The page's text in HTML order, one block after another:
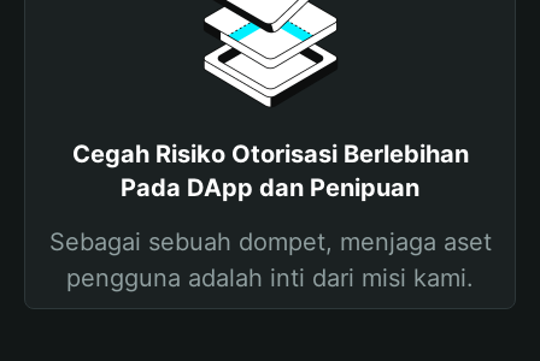
Cegah Risiko Otorisasi Berlebihan
Pada DApp dan Penipuan
Sebagai sebuah dompet, menjaga aset
pengguna adalah inti dari misi kami.